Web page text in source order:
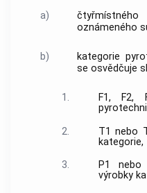
a)
oznámeného
b) kategorie
se osvědčuje
1. F1, F2,
2.
T1 nebo
kategorie,
3.
P1
výrobky